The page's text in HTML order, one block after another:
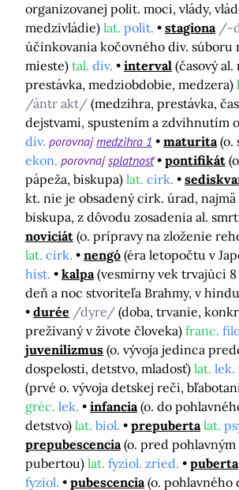
organizovanej polit. moci, vlády,
medzivládie) lat. polit. stagiona /-
účinkovania kočovného div. súboru
mieste) tal. div. interval (časový
prestávka, medziobdobie, medzera)
/ántr akt/ (medzihra, prestávka,
dejstvami, spustením a zdvihnutím
div. porovnajmedzihra 1 maturita (o.
ekon. porovnajsplatnosť pontifikát
pápeža, biskupa) lat. cirk.
kt. nie je obsadený cirk. úrad, najmä
biskupa, z dôvodu zosadenia al.
noviciát (o. prípravy na zloženie
lat. cirk. nengó (éra letopočtu v
hist.
kalpa (vesmírny vek trvajúci
deň a noc stvoriteľa Brahmy, v
durée /dyre/ (doba, trvanie,
prežívaný v živote človeka) franc.
juvenilizmus (o. vývoja jedinca
dospelosti, detstvo, mladosť) lat. lek.
(prvé o. vývoja detskej reči,
gréc. lek. infancia (o. do
detstvo) lat. biol. prepuberta lat.
prepubescencia (o. pred
pubertou) lat. fyziol. zried. puberta
fyziol.
pubescencia (o. pohlavného